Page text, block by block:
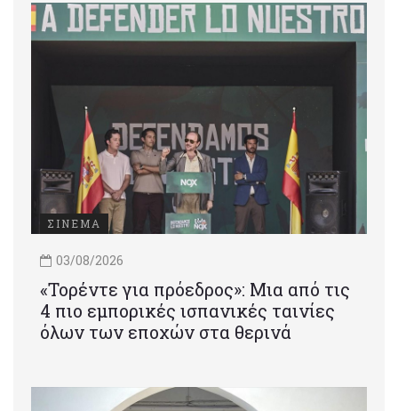
ΣΙΝΕΜΑ
03/08/2026
«Τορέντε για πρόεδρος»: Mια από τις
4 πιο εμπορικές ισπανικές ταινίες
όλων των εποχών στα θερινά